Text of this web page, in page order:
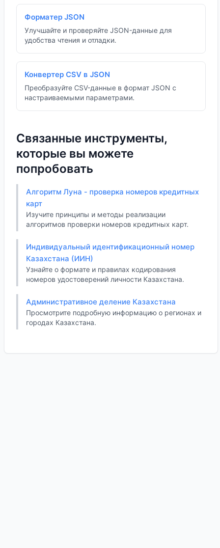
Форматер JSON
Улучшайте и проверяйте JSON-данные для
удобства чтения и отладки.
Конвертер CSV в JSON
Преобразуйте CSV-данные в формат JSON с
настраиваемыми параметрами.
Связанные инструменты,
которые вы можете
попробовать
Алгоритм Луна - проверка номеров кредитных
карт
Изучите принципы и методы реализации
алгоритмов проверки номеров кредитных карт.
Индивидуальный идентификационный номер
Казахстана (ИИН)
Узнайте о формате и правилах кодирования
номеров удостоверений личности Казахстана.
Административное деление Казахстана
Просмотрите подробную информацию о регионах и
городах Казахстана.